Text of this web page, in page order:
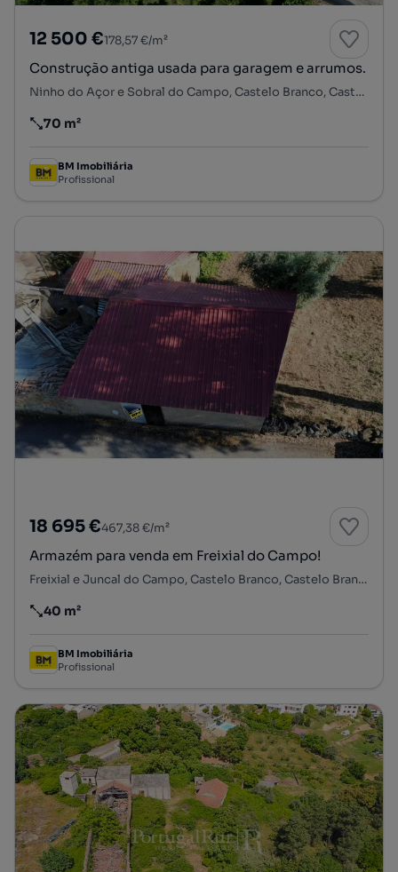
12 500 €178,57 €/m²
Construção antiga usada para garagem e arrumos.
Ninho do Açor e Sobral do Campo, Castelo Branco, Castelo Branco
Preço por metro quadrado
70 m²
BM Imobiliária
Profissional
18 695 €467,38 €/m²
Armazém para venda em Freixial do Campo!
Freixial e Juncal do Campo, Castelo Branco, Castelo Branco
Preço por metro quadrado
40 m²
BM Imobiliária
Profissional